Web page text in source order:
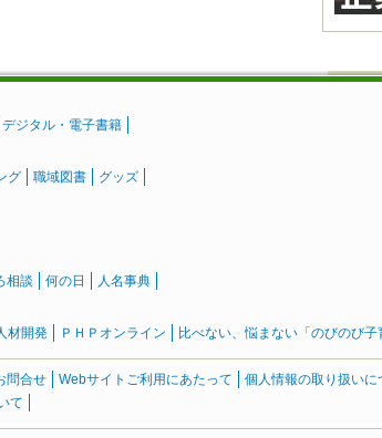
デジタル・電子書籍
グ 職域図書 グッズ
相談 何の日 人名事典
材開発 ＰＨＰオンライン 比べない、悩まない「のびのび
問合せ Webサイトご利用にあたって
個人情報の取り扱いに
て